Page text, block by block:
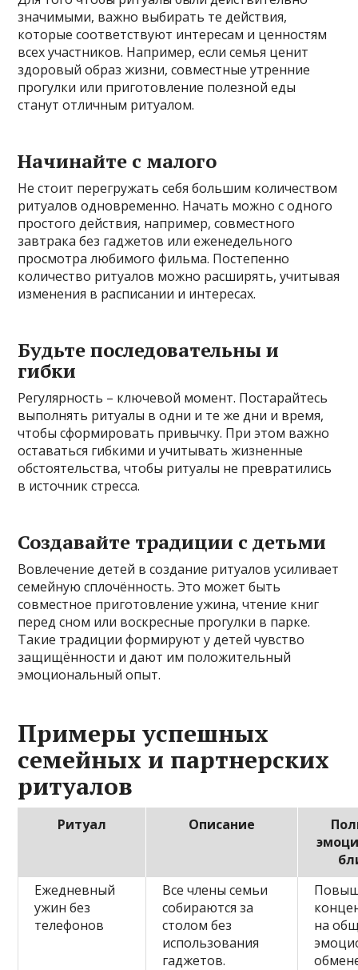
значимыми, важно выбирать те действия,
которые соответствуют интересам и ценностям
всех участников. Например, если семья ценит
здоровый образ жизни, совместные утренние
прогулки или приготовление полезной еды
станут отличным ритуалом.
Начинайте с малого
Не стоит перегружать себя большим количеством
ритуалов одновременно. Начать можно с одного
простого действия, например, совместного
завтрака без гаджетов или еженедельного
просмотра любимого фильма. Постепенно
количество ритуалов можно расширять, учитывая
изменения в расписании и интересах.
Будьте последовательны и
гибки
Регулярность – ключевой момент. Постарайтесь
выполнять ритуалы в одни и те же дни и время,
чтобы сформировать привычку. При этом важно
оставаться гибкими и учитывать жизненные
обстоятельства, чтобы ритуалы не превратились
в источник стресса.
Создавайте традиции с детьми
Вовлечение детей в создание ритуалов усиливает
семейную сплочённость. Это может быть
совместное приготовление ужина, чтение книг
перед сном или воскресные прогулки в парке.
Такие традиции формируют у детей чувство
защищённости и дают им положительный
эмоциональный опыт.
Примеры успешных
семейных и партнерских
ритуалов
Ритуал Описание
Ежедневный
ужин без
телефонов
Все члены семьи
собираются за
столом без
использования
гаджетов.
на